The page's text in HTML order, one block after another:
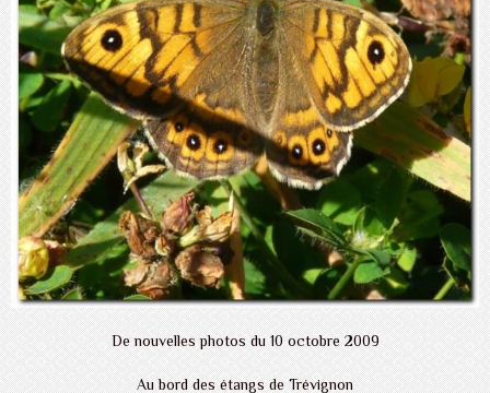
De nouvelles photos du 10 octobre 2009
Au bord des étangs de Trévignon